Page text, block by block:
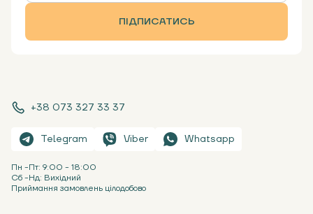
+38 073 327 33 37
Telegram Viber Whatsapp
Пн -Пт: 9:00 - 18:00
Сб -Нд: Вихідний
Приймання замовлень цілодобово
ПІДПИСАТИСЬ